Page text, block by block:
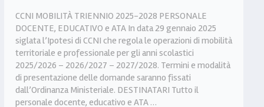
CCNI MOBILITÀ TRIENNIO 2025-2028 PERSONALE
DOCENTE, EDUCATIVO e ATA In data 29 gennaio 2025
siglata l’Ipotesi di CCNI che regola le operazioni di mobilità
territoriale e professionale per gli anni scolastici
2025/2026 – 2026/2027 – 2027/2028. Termini e modalità
di presentazione delle domande saranno fissati
dall’Ordinanza Ministeriale. DESTINATARI Tutto il
personale docente, educativo e ATA …